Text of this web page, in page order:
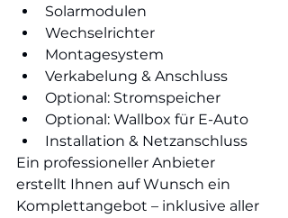
Solarmodulen
Wechselrichter
Montagesystem
Verkabelung & Anschluss
Optional: Stromspeicher
Optional: Wallbox für E-Auto
Installation & Netzanschluss
Ein professioneller Anbieter
erstellt Ihnen auf Wunsch ein
Komplettangebot – inklusive aller